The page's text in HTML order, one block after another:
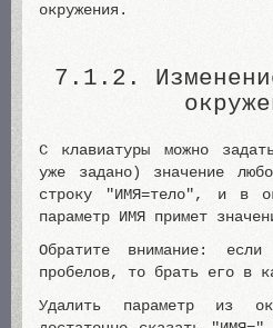
окружения.
7.1.2.
С клавиатуры можно
уже задано) значение
строку "ИМЯ=тело", и в
параметр ИМЯ примет
Обратите внимание:
пробелов, то брать его в
Удалить параметр из